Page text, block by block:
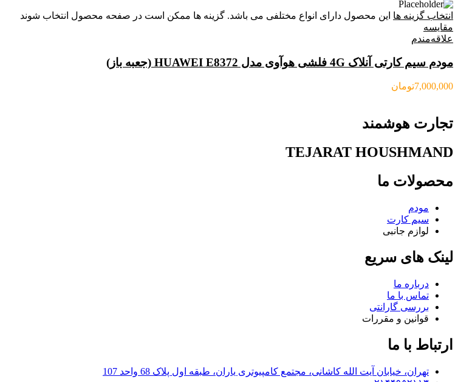
انتخاب گزینه ها این محصول دارای انواع مختلفی می باشد. گزینه ها ممکن است در صفحه محصول انتخاب شوند
مقایسه
علاقه‌مندم
مودم سیم کارتی آنلاک 4G فلشی هوآوی مدل HUAWEI E8372 (جعبه باز)
7,000,000تومان
تجارت هوشمند
TEJARAT HOUSHMAND
محصولات ما
مودم
سیم کارت
لوازم جانبی
لینک های سریع
درباره ما
تماس با ما
بررسی گارانتی
قوانین و مقررات
ارتباط با ما
تهران، خیابان آیت الله کاشانی، مجتمع کامپیوتری یاران، طبقه اول پلاک 68 واحد 107